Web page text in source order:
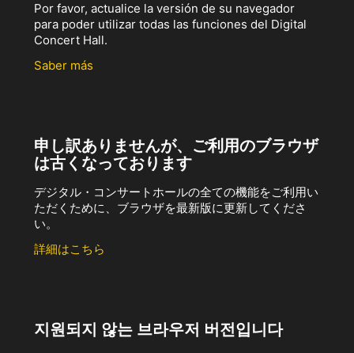
Por favor, actualice la versión de su navegador
para poder utilizar todas las funciones del Digital
Concert Hall.
Saber más
申し訳ありませんが、ご利用のブラウザ
は古くなっております
デジタル・コンサートホールの全ての機能をご利用い
ただくために、ブラウザを最新版に更新してくださ
い。
詳細はこちら
지원되지 않는 브라우저 버전입니다